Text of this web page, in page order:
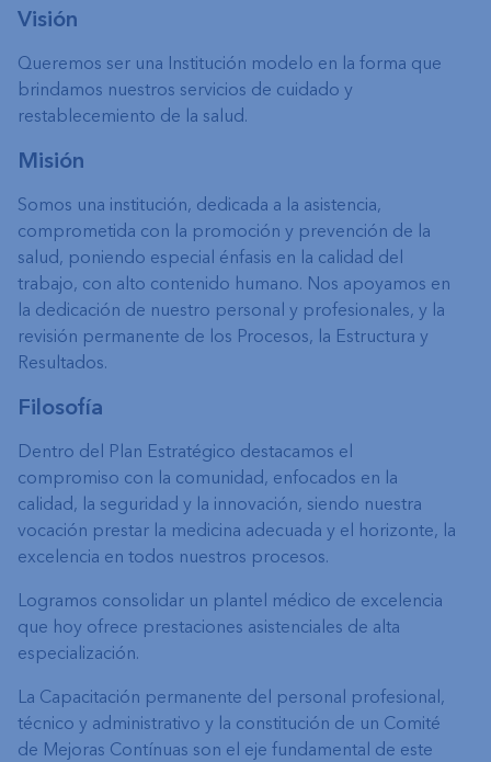
Visión
Queremos ser una Institución modelo en la forma que
brindamos nuestros servicios de cuidado y
restablecemiento de la salud.
Misión
Somos una institución, dedicada a la asistencia,
comprometida con la promoción y prevención de la
salud, poniendo especial énfasis en la calidad del
trabajo, con alto contenido humano. Nos apoyamos en
la dedicación de nuestro personal y profesionales, y la
revisión permanente de los Procesos, la Estructura y
Resultados.
Filosofía
Dentro del Plan Estratégico destacamos el
compromiso con la comunidad, enfocados en la
calidad, la seguridad y la innovación, siendo nuestra
vocación prestar la medicina adecuada y el horizonte, la
excelencia en todos nuestros procesos.
Logramos consolidar un plantel médico de excelencia
que hoy ofrece prestaciones asistenciales de alta
especialización.
La Capacitación permanente del personal profesional,
técnico y administrativo y la constitución de un Comité
de Mejoras Contínuas son el eje fundamental de este